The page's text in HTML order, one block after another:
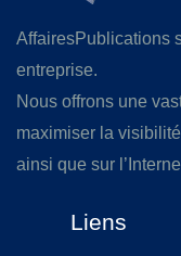
AffairesPublications
entreprise.
Nous offrons une
maximiser la
ainsi que sur
Liens